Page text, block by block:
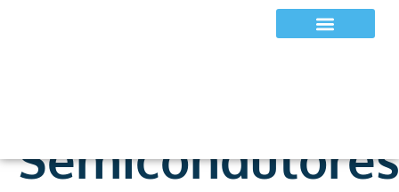
Fabricação
Semicondutores